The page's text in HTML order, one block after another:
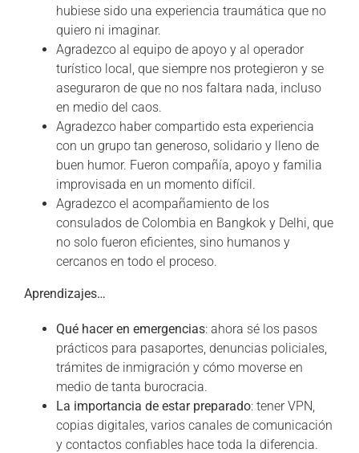
hubiese sido una experiencia traumática que no
quiero ni imaginar.
Agradezco al equipo de apoyo y al operador
turístico local, que siempre nos protegieron y se
aseguraron de que no nos faltara nada, incluso
en medio del caos.
Agradezco haber compartido esta experiencia
con un grupo tan generoso, solidario y lleno de
buen humor. Fueron compañía, apoyo y familia
improvisada en un momento difícil.
Agradezco el acompañamiento de los
consulados de Colombia en Bangkok y Delhi, que
no solo fueron eficientes, sino humanos y
cercanos en todo el proceso.
Aprendizajes…
Qué hacer en emergencias: ahora sé los pasos
prácticos para pasaportes, denuncias policiales,
trámites de inmigración y cómo moverse en
medio de tanta burocracia.
La importancia de estar preparado: tener VPN,
copias digitales, varios canales de comunicación
y contactos confiables hace toda la diferencia.